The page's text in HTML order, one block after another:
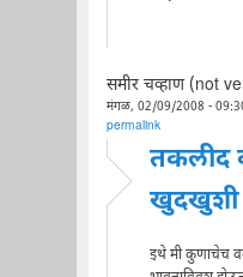
समीर चव्हाण (not
मंगळ, 02/09/2008 -
permalink
तकलीद
खुदखुशी
इथे मी कुणाचेच